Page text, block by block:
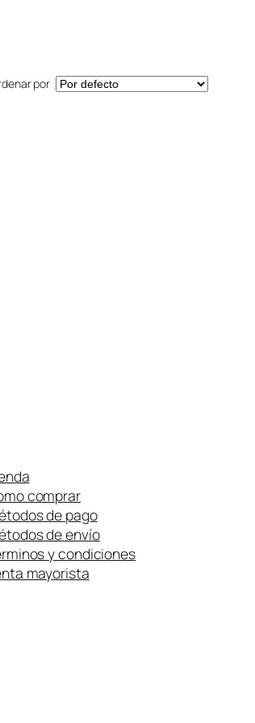
por
comprar
de pago
de envío
y condiciones
mayorista